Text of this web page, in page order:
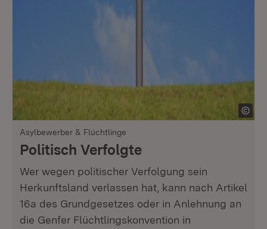
Asylbewerber & Flüchtlinge
Politisch Verfolgte
Wer wegen politischer Verfolgung sein
Herkunftsland verlassen hat, kann nach Artikel
16a des Grundgesetzes oder in Anlehnung an
die Genfer Flüchtlingskonvention in